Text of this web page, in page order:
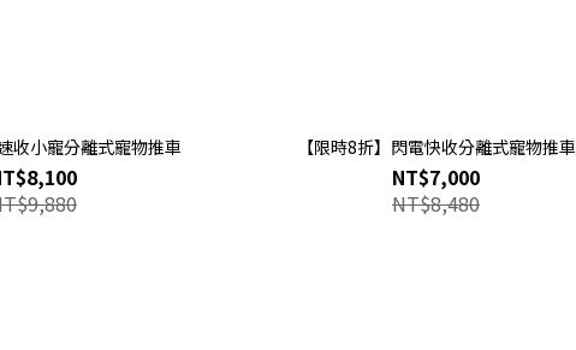
收小寵分離式寵物推車 【限時8折】閃電快收分離式寵物推車
NT$7,000
NT$8,480